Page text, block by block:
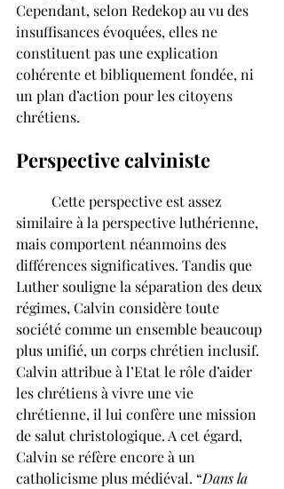
Cependant, selon Redekop au vu des
insuffisances évoquées, elles ne
constituent pas une explication
cohérente et bibliquement fondée, ni
un plan d’action pour les citoyens
chrétiens.
Perspective calviniste
similaire à la perspective luthérienne,
mais comportent néanmoins des
différences significatives. Tandis que
Luther souligne la séparation des deux
régimes, Calvin considère toute
société comme un ensemble beaucoup
plus unifié, un corps chrétien inclusif.
Calvin attribue à l’Etat le rôle d’aider
les chrétiens à vivre une vie
chrétienne, il lui confère une mission
de salut christologique. A cet égard,
Calvin se réfère encore à un
catholicisme plus médiéval. “Dans la